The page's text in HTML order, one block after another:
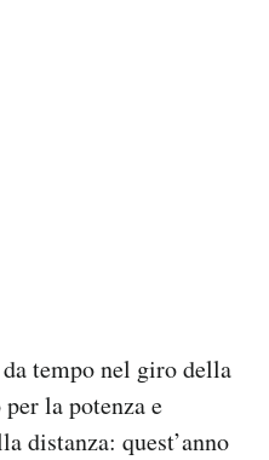
da tempo nel giro della
la potenza e
distanza: quest’anno